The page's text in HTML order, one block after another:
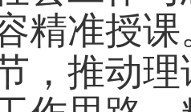
精准授
，推动